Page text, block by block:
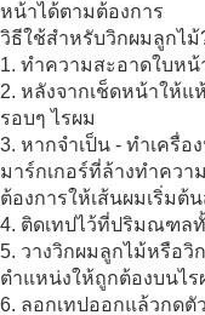
หน้าได้ตามต้องการ
วิธีใช้สําหรับวิกผมลูกไม้
1. ทําความสะอาดใบห
2. หลังจากเช็ดหน้าให้แ
รอบๆ ไรผม
3. หากจําเป็น - ทําเครื่
มาร์กเกอร์ที่ล้างทําคว
ต้องการให้เส้นผมเริ่มต้
4. ติดเทปไว้ที่ปริมณฑล
5. วางวิกผมลูกไม้หรือ
ตําแหน่งให้ถูกต้องบนไร
6. ลอกเทปออกแล้วกดตั